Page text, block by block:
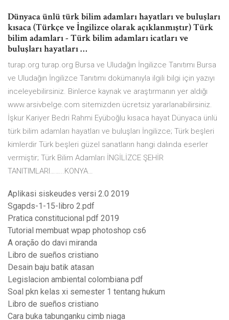
Dünyaca ünlü türk bilim adamları hayatları ve buluşları
kısaca (Türkçe ve İngilizce olarak açıklanmıştır) Türk
bilim adamları - Türk bilim adamları icatları ve
buluşları hayatları …
turap.org turap.org Bursa ve Uludağın İngilizce Tanıtımı Bursa
ve Uludağın İngilizce Tanıtımı dokümanıyla ilgili bilgi için yazıyı
inceleyebilirsiniz. Binlerce kaynak ve araştırmanın yer aldığı
www.arsivbelge.com sitemizden ücretsiz yararlanabilirsiniz.
İşkur Kariyer Bedri Rahmi Eyüboğlu kısaca hayat Dünyaca ünlü
türk bilim adamları hayatları ve buluşları İngilizce; Türk beşleri
kimlerdir Türk beşleri güzel sanatların hangi dalında eserler
vermiştir; Türk Bilim Adamları İNGİLİZCE ŞEHİR
TANITIMLARI……..KONYA…
Aplikasi siskeudes versi 2.0 2019
Sgapds-1-15-libro 2.pdf
Pratica constitucional pdf 2019
Tutorial membuat wpap photoshop cs6
A oração do davi miranda
Libro de sueños cristiano
Desain baju batik atasan
Legislacion ambiental colombiana pdf
Soal pkn kelas xi semester 1 tentang hukum
Libro de sueños cristiano
Cara buka tabunganku cimb niaga